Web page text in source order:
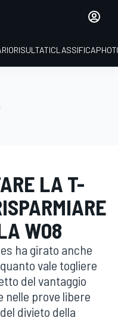
RISULTATICLASSIFICA
LA T-
W08
ha girato anche
vale togliere
del vantaggio
nelle prove libere
divieto della